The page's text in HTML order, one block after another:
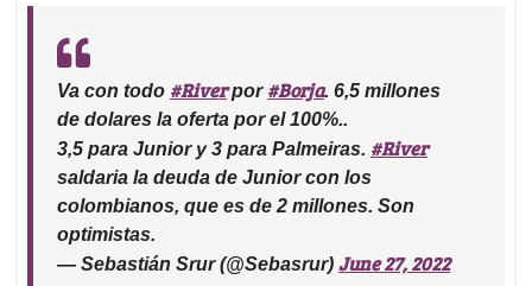
Va con todo #Riverpor #Borja. 6,5 millones
de dolares la oferta por el 100%..
3,5 para Junior y 3 para Palmeiras. #River
saldaria la deuda de Junior con los
colombianos, que es de 2 millones. Son
optimistas.
— Sebastián Srur (@Sebasrur) June 27, 2022